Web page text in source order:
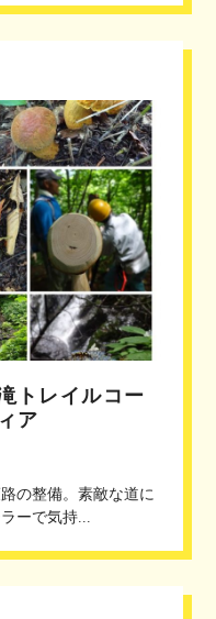
トレイルコー
ア
の整備。素敵な道に
ーで気持...